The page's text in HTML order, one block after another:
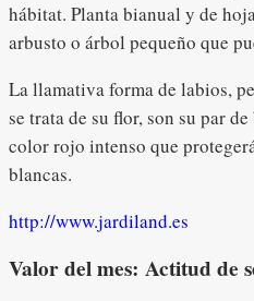
hábitat. Planta bianual y de
arbusto o árbol pequeño que
La llamativa forma de labios,
se trata de su flor, son su par
color rojo intenso que
blancas.
http://www.jardiland.es
Valor del mes: Actitud de